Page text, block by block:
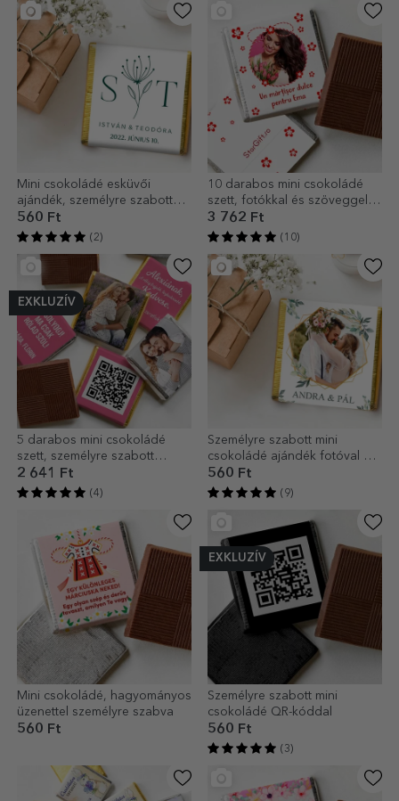
Mini csokoládé esküvői
ajándék, személyre szabott
szöveggel - Elegáns
560 Ft
(2)
10 darabos mini csokoládé
szett, fotókkal és szöveggel
személyre szabva
3 762 Ft
(10)
EXKLUZÍV
5 darabos mini csokoládé
szett, személyre szabott
fotókkal, QR-kóddal és
szöveggel – Valaki különleg
2 641 Ft
(4)
Személyre szabott mini
csokoládé ajándék fotóval és
szöveggel - Elegance
560 Ft
(9)
Mini csokoládé, hagyományos
üzenettel személyre szabva
560 Ft
EXKLUZÍV
Személyre szabott mini
csokoládé QR-kóddal
560 Ft
(3)